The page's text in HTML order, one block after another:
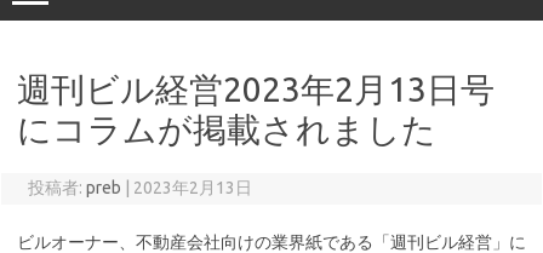
週刊ビル経営2023年2月13日号
にコラムが掲載されました
投稿者: preb 2023年2月13日
ビルオーナー、不動産会社向けの業界紙である「週刊ビル経営」に